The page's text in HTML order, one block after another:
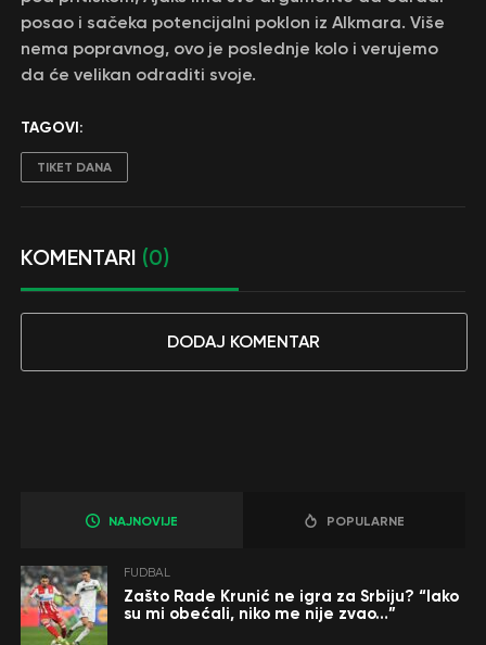
posao i sačeka potencijalni poklon iz Alkmara. Više
nema popravnog, ovo je poslednje kolo i verujemo
da će velikan odraditi svoje.
TAGOVI:
TIKET DANA
KOMENTARI (0)
DODAJ KOMENTAR
NAJNOVIJE POPULARNE
FUDBAL
Zašto Rade Krunić ne igra za Srbiju? “Iako
su mi obećali, niko me nije zvao…”